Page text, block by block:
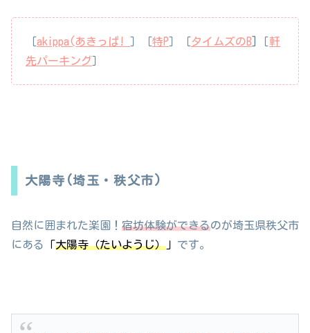
akippa(あきっぱ! 特P タイムズのB
軒
先パーキング
大陽寺(埼玉・秩父市)
自然に囲まれた楽園！ 宿坊体験ができるのが埼玉県秩父市
にある
「大陽寺（たいようじ） 」 です。